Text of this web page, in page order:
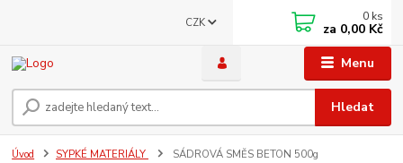
Menu
CZK
Hledat
0 ks
za 0,00 Kč
Úvod SYPKÉ MATERIÁLY SÁDROVÁ SMĚS BETON 500g